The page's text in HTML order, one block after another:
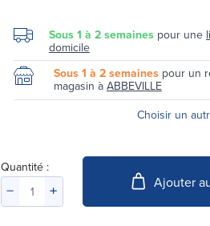
Sous 1 à 2 semaines pour une
domicile
Sous 1 à 2 semaines pour un
magasin à ABBEVILLE
Choisir un
Quantité :
Ajouter